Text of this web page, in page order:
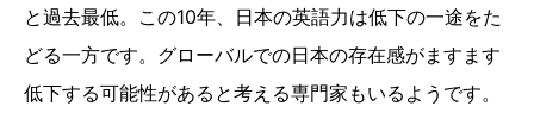
と過去最低。この10年、日本の英語力は低下の一途をた
どる一方です。グローバルでの日本の存在感がますます
低下する可能性があると考える専門家もいるようです。